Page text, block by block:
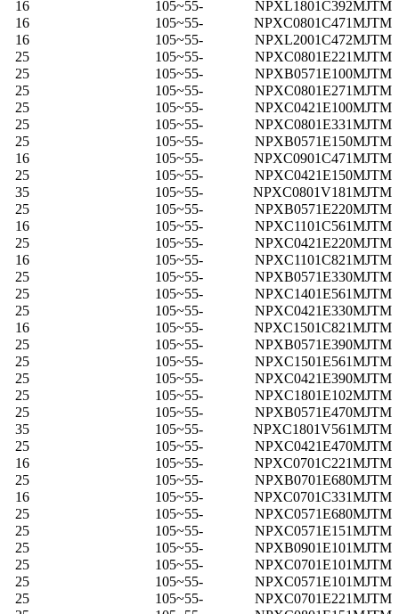
NPXL1801C392MJTM
-55~105
16
NPXC0801C471MJTM
-55~105
16
NPXL2001C472MJTM
-55~105
16
NPXC0801E221MJTM
-55~105
25
NPXB0571E100MJTM
-55~105
25
NPXC0801E271MJTM
-55~105
25
NPXC0421E100MJTM
-55~105
25
NPXC0801E331MJTM
-55~105
25
NPXB0571E150MJTM
-55~105
25
NPXC0901C471MJTM
-55~105
16
NPXC0421E150MJTM
-55~105
25
NPXC0801V181MJTM
-55~105
35
NPXB0571E220MJTM
-55~105
25
NPXC1101C561MJTM
-55~105
16
NPXC0421E220MJTM
-55~105
25
NPXC1101C821MJTM
-55~105
16
NPXB0571E330MJTM
-55~105
25
NPXC1401E561MJTM
-55~105
25
NPXC0421E330MJTM
-55~105
25
NPXC1501C821MJTM
-55~105
16
NPXB0571E390MJTM
-55~105
25
NPXC1501E561MJTM
-55~105
25
NPXC0421E390MJTM
-55~105
25
NPXC1801E102MJTM
-55~105
25
NPXB0571E470MJTM
-55~105
25
NPXC1801V561MJTM
-55~105
35
NPXC0421E470MJTM
-55~105
25
NPXC0701C221MJTM
-55~105
16
NPXB0701E680MJTM
-55~105
25
NPXC0701C331MJTM
-55~105
16
NPXC0571E680MJTM
-55~105
25
NPXC0571E151MJTM
-55~105
25
NPXB0901E101MJTM
-55~105
25
NPXC0701E101MJTM
-55~105
25
NPXC0571E101MJTM
-55~105
25
NPXC0701E221MJTM
-55~105
25